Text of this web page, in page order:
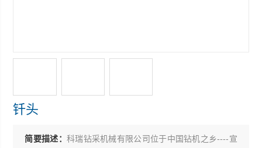
钎头
简要描述： 科瑞钻采机械有限公司位于中国钻机之乡----宣